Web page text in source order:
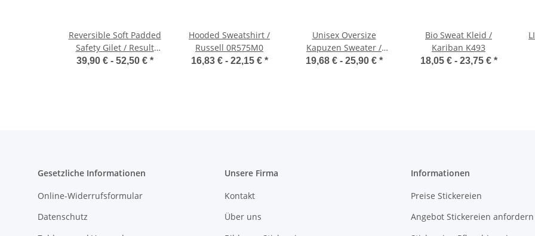
Reversible Soft Padded
Safety Gilet / Result
R332X
39,90 € - 52,50 € *
Hooded Sweatshirt /
Russell 0R575M0
16,83 € - 22,15 € *
Unisex Oversize
Kapuzen Sweater /
Kariban K4018
19,68 € - 25,90 € *
Bio Sweat Kleid /
Kariban K493
18,05 € - 23,75 € *
Gesetzliche Informationen
Online-Widerrufsformular
Datenschutz
Unsere Firma
Kontakt
Über uns
Informationen
Preise Stickereien
Angebot Stickereien anfordern